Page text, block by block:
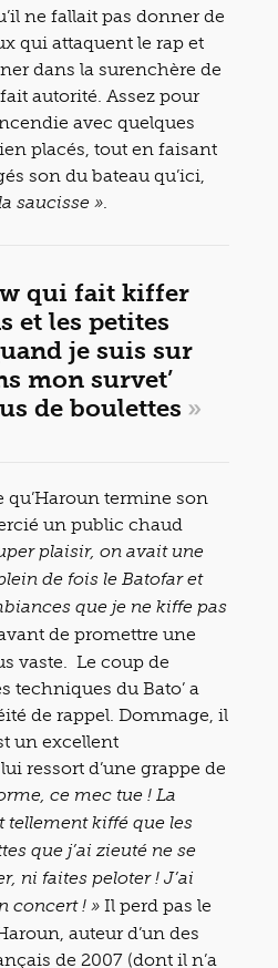
ne fallait pas donner de
qui attaquent le rap et
dans la surenchère de
autorité. Assez pour
avec quelques
placés, tout en faisant
son du bateau qu’ici,
saucisse »
qui fait kiffer
et les petites
je suis sur
mon survet’
de boulettes »
qu’Haroun termine son
un public chaud
plaisir, on avait une
de fois le Batofar et
que je ne kiffe pas
de promettre une
vaste. Le coup de
techniques du Bato’ a
de rappel. Dommage, il
un excellent
ressort d’une grappe de
ce mec tue ! La
tellement kiffé que les
que j’ai zieuté ne se
ni faites peloter ! J’ai
concert ! » Il perd pas le
auteur d’un des
de 2007 (dont il n’a